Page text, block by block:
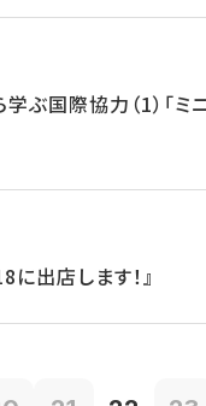
学ぶ国際協力（1）「
出店します！』